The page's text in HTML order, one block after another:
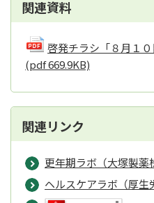
関連資料
啓発チラシ「８月１０
(pdf 669.9KB)
関連リンク
更年期ラボ（大塚製薬
ヘルスケアラボ（厚生